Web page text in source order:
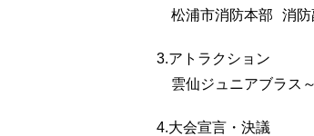
松浦市消防本部
消
3.アトラクション
雲仙ジュニアブラス
4.大会宣言・決議